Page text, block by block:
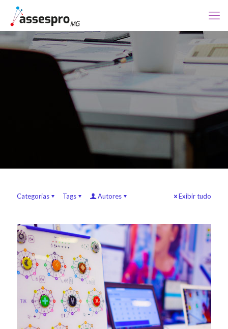
Categorias Tags Autores Exibir tudo